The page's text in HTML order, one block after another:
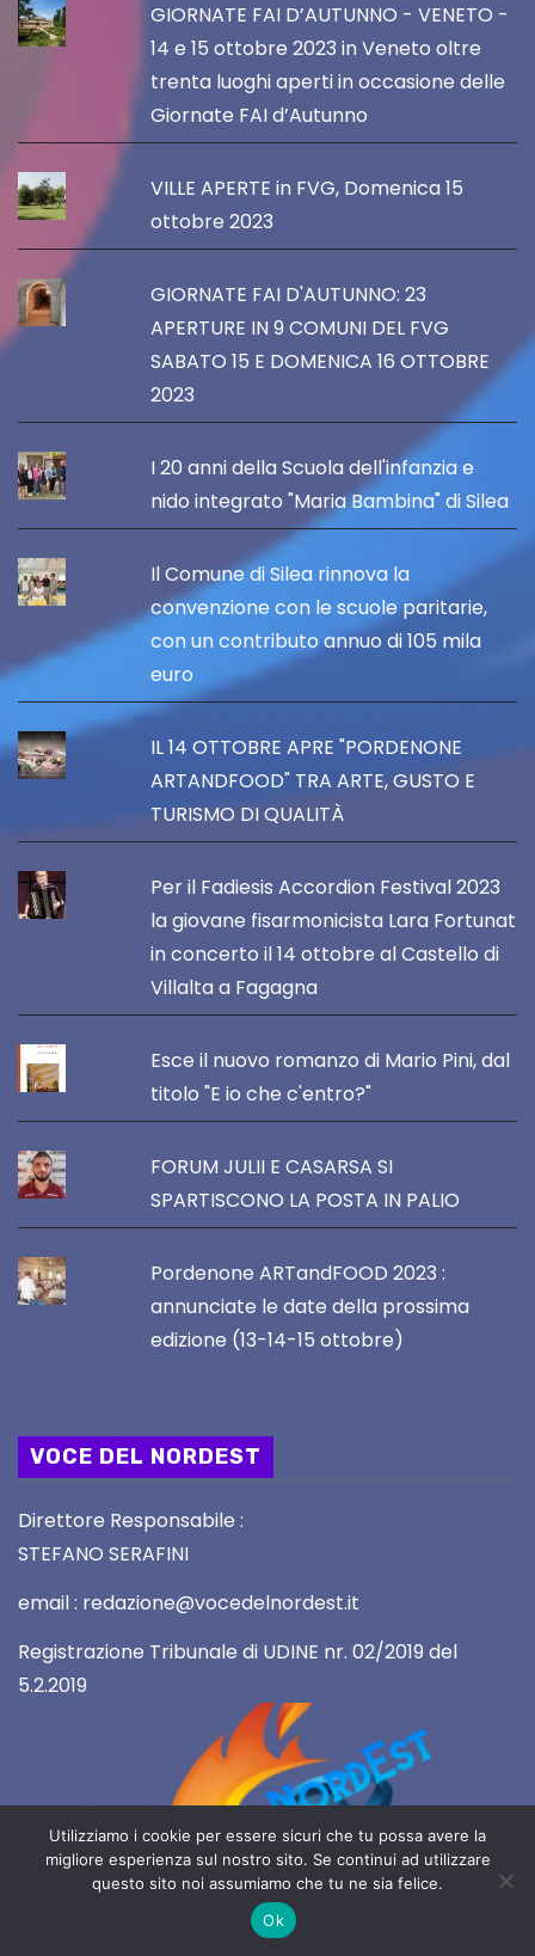
GIORNATE FAI D’AUTUNNO - VENETO -
14 e 15 ottobre 2023 in Veneto oltre
trenta luoghi aperti in occasione delle
Giornate FAI d’Autunno
VILLE APERTE in FVG, Domenica 15
ottobre 2023
GIORNATE FAI D'AUTUNNO: 23
APERTURE IN 9 COMUNI DEL FVG
SABATO 15 E DOMENICA 16 OTTOBRE
2023
I 20 anni della Scuola dell'infanzia e
nido integrato "Maria Bambina" di Silea
Il Comune di Silea rinnova la
convenzione con le scuole paritarie,
con un contributo annuo di 105 mila
euro
IL 14 OTTOBRE APRE "PORDENONE
ARTANDFOOD" TRA ARTE, GUSTO E
TURISMO DI QUALITÀ
Per il Fadiesis Accordion Festival 2023
la giovane fisarmonicista Lara Fortunat
in concerto il 14 ottobre al Castello di
Villalta a Fagagna
Esce il nuovo romanzo di Mario Pini, dal
titolo "E io che c'entro?"
FORUM JULII E CASARSA SI
SPARTISCONO LA POSTA IN PALIO
Pordenone ARTandFOOD 2023 :
annunciate le date della prossima
edizione (13-14-15 ottobre)
VOCE DEL NORDEST
Direttore Responsabile :
STEFANO SERAFINI
email : redazione@vocedelnordest.it
Registrazione Tribunale di UDINE nr. 02/2019 del
5.2.2019
2019 Copyright All rights reserved
Utilizziamo i cookie per essere sicuri che tu possa avere la
migliore esperienza sul nostro sito. Se continui ad utilizzare
questo sito noi assumiamo che tu ne sia felice.
Ok